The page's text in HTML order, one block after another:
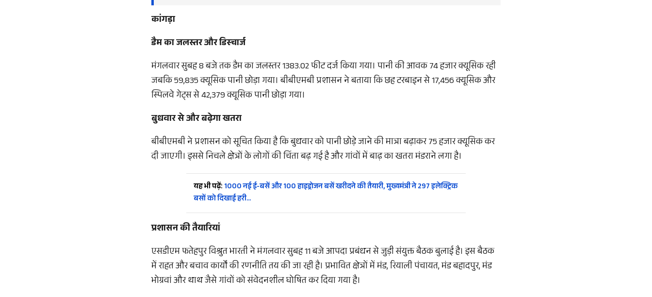
कांगड़ा
डैम का जलस्तर और डिस्चार्ज
मंगलवार सुबह 8 बजे तक डैम का जलस्तर 1383.02 फीट दर्ज किया गया। पानी की आवक 74 हजार क्यूसिक रही
जबकि 59,835 क्यूसिक पानी छोड़ा गया। बीबीएमबी प्रशासन ने बताया कि छह टरबाइन से 17,456 क्यूसिक और
स्पिलवे गेट्स से 42,379 क्यूसिक पानी छोड़ा गया।
बुधवार से और बढ़ेगा खतरा
बीबीएमबी ने प्रशासन को सूचित किया है कि बुधवार को पानी छोड़े जाने की मात्रा बढ़ाकर 75 हजार क्यूसिक कर
दी जाएगी। इससे निचले क्षेत्रों के लोगों की चिंता बढ़ गई है और गांवों में बाढ़ का खतरा मंडराने लगा है।
यह भी पढ़ें: 1000 नई ई-बसें और 100 हाइड्रोजन बसें खरीदने की तैयारी, मुख्यमंत्री ने 297 इलेक्ट्रिक
बसों को दिखाई हरी…
प्रशासन की तैयारियां
एसडीएम फतेहपुर विश्रुत भारती ने मंगलवार सुबह 11 बजे आपदा प्रबंधन से जुड़ी संयुक्त बैठक बुलाई है। इस बैठक
में राहत और बचाव कार्यों की रणनीति तय की जा रही है। प्रभावित क्षेत्रों में मंड, रियाली पंचायत, मंड बहादपुर, मंड
भोग्रवां और थाथ जैसे गांवों को संवेदनशील घोषित कर दिया गया है।